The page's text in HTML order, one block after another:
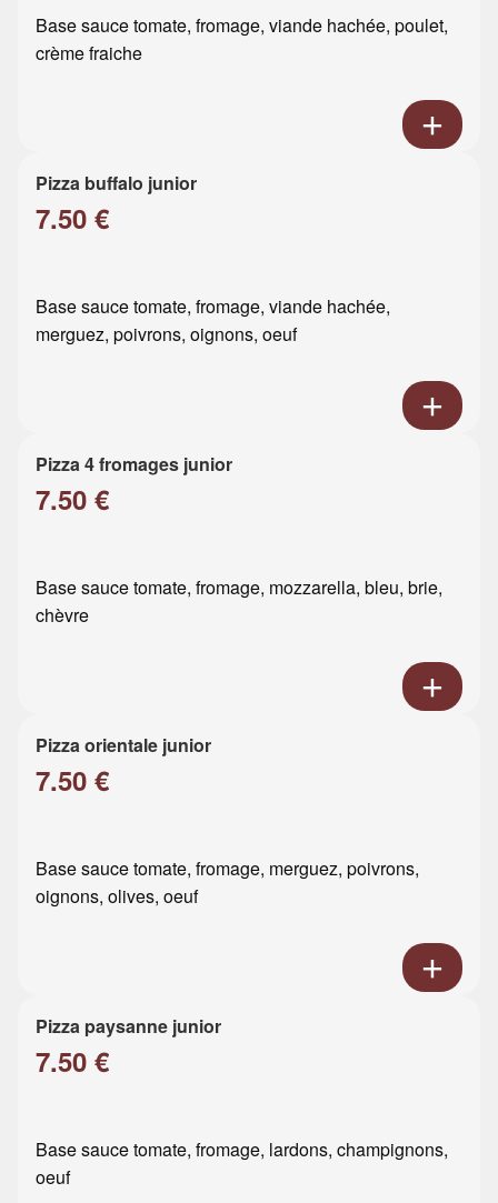
Base sauce tomate, fromage, viande hachée, poulet,
crème fraiche
Pizza buffalo junior
7.50 €
Base sauce tomate, fromage, viande hachée,
merguez, poivrons, oignons, oeuf
Pizza 4 fromages junior
7.50 €
Base sauce tomate, fromage, mozzarella, bleu, brie,
chèvre
Pizza orientale junior
7.50 €
Base sauce tomate, fromage, merguez, poivrons,
oignons, olives, oeuf
Pizza paysanne junior
7.50 €
Base sauce tomate, fromage, lardons, champignons,
oeuf